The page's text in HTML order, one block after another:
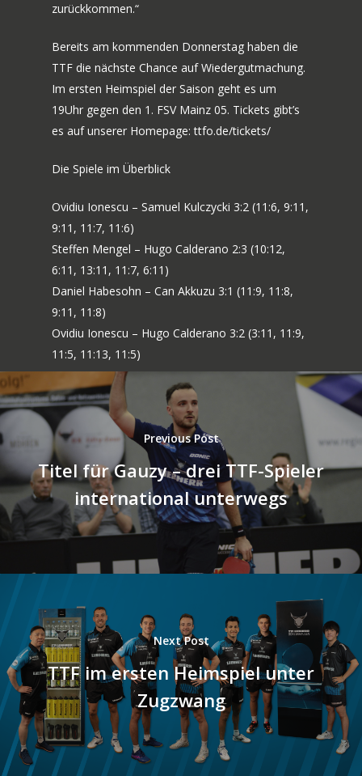
zurückkommen.“
Bereits am kommenden Donnerstag haben die
TTF die nächste Chance auf Wiedergutmachung.
Im ersten Heimspiel der Saison geht es um
19Uhr gegen den 1. FSV Mainz 05. Tickets gibt’s
es auf unserer Homepage: ttfo.de/tickets/
Die Spiele im Überblick
Ovidiu Ionescu – Samuel Kulczycki 3:2 (11:6, 9:11,
9:11, 11:7, 11:6)
Steffen Mengel – Hugo Calderano 2:3 (10:12,
6:11, 13:11, 11:7, 6:11)
Daniel Habesohn – Can Akkuzu 3:1 (11:9, 11:8,
9:11, 11:8)
Ovidiu Ionescu – Hugo Calderano 3:2 (3:11, 11:9,
11:5, 11:13, 11:5)
Previous Post
Titel für Gauzy – drei TTF-Spieler
international unterwegs
Next Post
TTF im ersten Heimspiel unter
Zugzwang